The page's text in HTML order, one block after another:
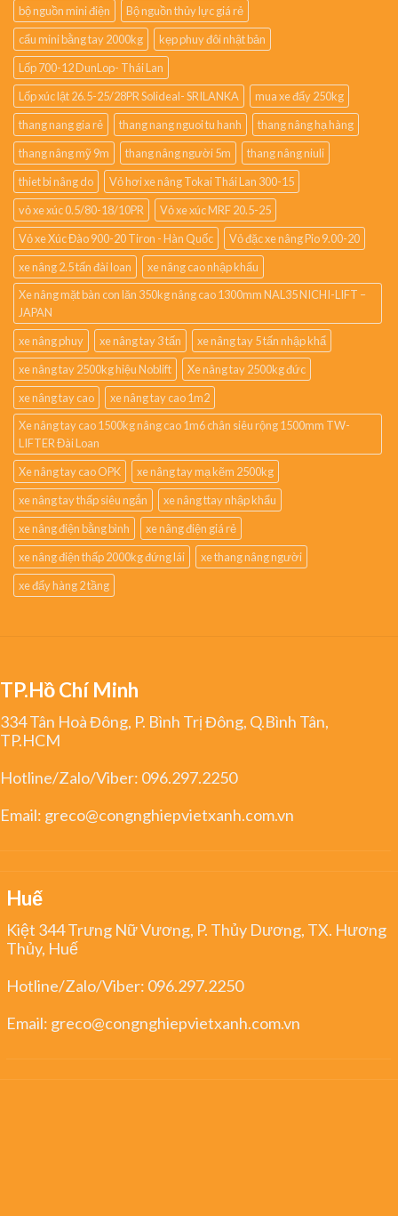
bộ nguồn mini điện
Bộ nguồn thủy lực giá rẻ
cẩu mini bằng tay 2000kg
kẹp phuy đôi nhật bản
Lốp 700-12 DunLop- Thái Lan
Lốp xúc lật 26.5-25/28PR Solideal- SRILANKA
mua xe đẩy 250kg
thang nang gia rẻ
thang nang nguoi tu hanh
thang nâng hạ hàng
thang nâng mỹ 9m
thang nâng người 5m
thang nâng niuli
thiet bi nâng do
Vỏ hơi xe nâng Tokai Thái Lan 300-15
vỏ xe xúc 0.5/80-18/10PR
Vỏ xe xúc MRF 20.5-25
Vỏ xe Xúc Đào 900-20 Tiron - Hàn Quốc
Vỏ đặc xe nâng Pio 9.00-20
xe nâng 2.5 tấn đài loan
xe nâng cao nhập khẩu
Xe nâng mặt bàn con lăn 350kg nâng cao 1300mm NAL35 NICHI-LIFT –
JAPAN
xe nâng phuy
xe nâng tay 3 tấn
xe nâng tay 5 tấn nhập khẩ
xe nâng tay 2500kg hiệu Noblift
Xe nâng tay 2500kg đức
xe nâng tay cao
xe nâng tay cao 1m2
Xe nâng tay cao 1500kg nâng cao 1m6 chân siêu rộng 1500mm TW-
LIFTER Đài Loan
Xe nâng tay cao OPK
xe nâng tay mạ kẽm 2500kg
xe nâng tay thấp siêu ngắn
xe nâng ttay nhập khẩu
xe nâng điện bằng bình
xe nâng điện giá rẻ
xe nâng điện thấp 2000kg đứng lái
xe thang nâng người
xe đẩy hàng 2 tầng
TP.Hồ Chí Minh
334 Tân Hoà Đông, P. Bình Trị Đông, Q.Bình Tân,
TP.HCM
Hotline/Zalo/Viber: 096.297.2250
Email: greco@congnghiepvietxanh.com.vn
Huế
Kiệt 344 Trưng Nữ Vương, P. Thủy Dương, TX. Hương
Thủy, Huế
Hotline/Zalo/Viber: 096.297.2250
Email: greco@congnghiepvietxanh.com.vn